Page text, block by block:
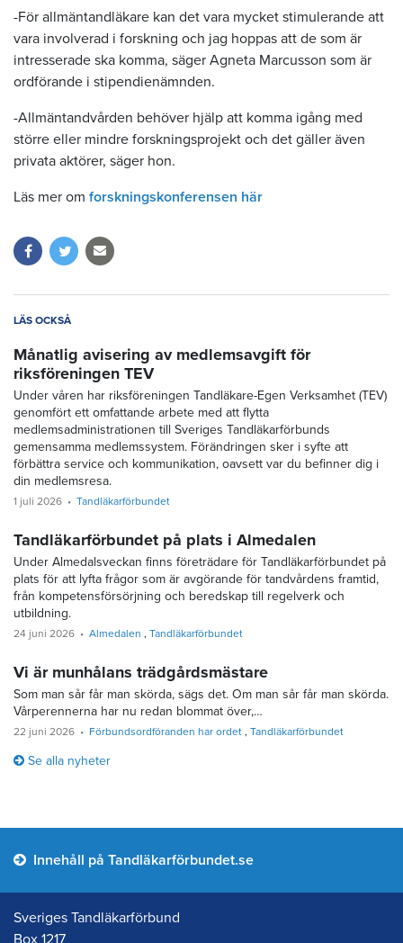
-För allmäntandläkare kan det vara mycket stimulerande att
vara involverad i forskning och jag hoppas att de som är
intresserade ska komma, säger Agneta Marcusson som är
ordförande i stipendienämnden.
-Allmäntandvården behöver hjälp att komma igång med
större eller mindre forskningsprojekt och det gäller även
privata aktörer, säger hon.
Läs mer om forskningskonferensen här
LÄS OCKSÅ
Månatlig avisering av medlemsavgift för
riksföreningen TEV
Under våren har riksföreningen Tandläkare-Egen Verksamhet (TEV)
genomfört ett omfattande arbete med att flytta
medlemsadministrationen till Sveriges Tandläkarförbunds
gemensamma medlemssystem. Förändringen sker i syfte att
förbättra service och kommunikation, oavsett var du befinner dig i
din medlemsresa.
1 juli 2026 Tandläkarförbundet
Tandläkarförbundet på plats i Almedalen
Under Almedalsveckan finns företrädare för Tandläkarförbundet på
plats för att lyfta frågor som är avgörande för tandvårdens framtid,
från kompetensförsörjning och beredskap till regelverk och
utbildning.
24 juni 2026 Almedalen Tandläkarförbundet
Vi är munhålans trädgårdsmästare
Som man sår får man skörda, sägs det. Om man sår får man skörda.
Vårperennerna har nu redan blommat över,…
22 juni 2026 Förbundsordföranden har ordet Tandläkarförbundet
Se alla nyheter
Innehåll på Tandläkarförbundet.se
Sveriges Tandläkarförbund